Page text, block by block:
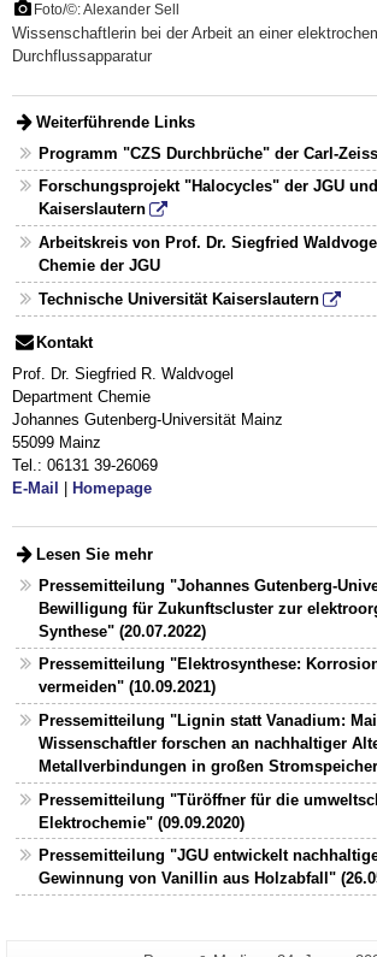
Foto/©: Alexander Sell
Wissenschaftlerin bei der Arbeit an einer
Durchflussapparatur
Weiterführende Links
Programm "CZS Durchbrüche" der Carl-
Forschungsprojekt "Halocycles" der JGU
Kaiserslautern
Arbeitskreis von Prof. Dr. Siegfried
Chemie der JGU
Technische Universität Kaiserslautern
Kontakt
Prof. Dr. Siegfried R. Waldvogel
Department Chemie
Johannes Gutenberg-Universität Mainz
55099 Mainz
Tel.: 06131 39-26069
E-Mail | Homepage
Lesen Sie mehr
Pressemitteilung "Johannes Gutenberg-
Bewilligung für Zukunftscluster zur
Synthese" (20.07.2022)
Pressemitteilung "Elektrosynthese:
vermeiden" (10.09.2021)
Pressemitteilung "Lignin statt Vanadium:
Wissenschaftler forschen an nachhaltiger
Metallverbindungen in großen
Pressemitteilung "Türöffner für die
Elektrochemie" (09.09.2020)
Pressemitteilung "JGU entwickelt
Gewinnung von Vanillin aus Holzabfall"